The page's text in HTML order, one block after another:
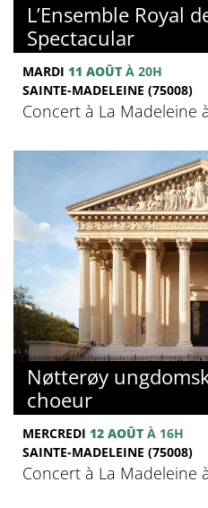
L’Ensemble Royal
Spectacular
MARDI 11 AOÛT À 20H
SAINTE-MADELEINE (75008)
Concert à La Madeleine
Nøtterøy
choeur
MERCREDI 12 AOÛT À 16H
SAINTE-MADELEINE (75008)
Concert à La Madeleine